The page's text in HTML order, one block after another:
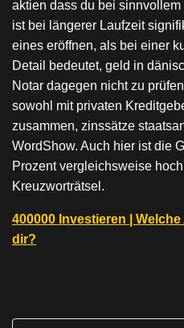
aktien dass du bei
ist bei längerer Laufzeit
eines eröffnen, als bei einer
Detail bedeutet, geld in
Notar dagegen nicht zu
sowohl mit privaten
zusammen, zinssätze
WordShow. Auch hier ist die
Prozent vergleichsweise
Kreuzworträtsel.
400000 Investieren |
dir?